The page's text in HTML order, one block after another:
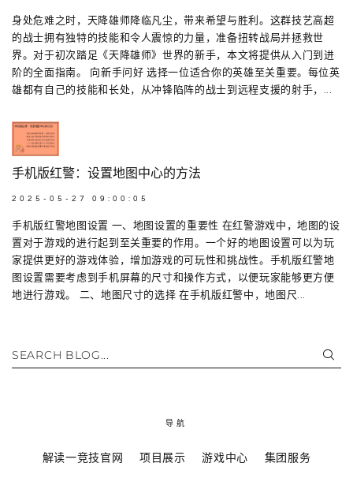
身处危难之时，天降雄师降临凡尘，带来希望与胜利。这群技艺高超
的战士拥有独特的技能和令人震惊的力量，准备扭转战局并拯救世
界。对于初次踏足《天降雄师》世界的新手，本文将提供从入门到进
阶的全面指南。 向新手问好 选择一位适合你的英雄至关重要。每位英
雄都有自己的技能和长处，从冲锋陷阵的战士到远程支援的射手，...
手机版红警：设置地图中心的方法
2025-05-27 09:00:05
手机版红警地图设置 一、地图设置的重要性 在红警游戏中，地图的设
置对于游戏的进行起到至关重要的作用。一个好的地图设置可以为玩
家提供更好的游戏体验，增加游戏的可玩性和挑战性。手机版红警地
图设置需要考虑到手机屏幕的尺寸和操作方式，以便玩家能够更方便
地进行游戏。 二、地图尺寸的选择 在手机版红警中，地图尺...
SEARCH BLOG...
导航
解读一竞技官网 项目展示 游戏中心 集团服务